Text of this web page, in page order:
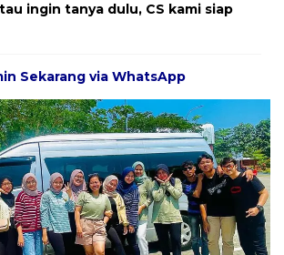
ingin tanya dulu, CS kami siap
Sekarang via WhatsApp